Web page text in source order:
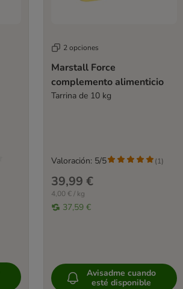
2 opciones
Marstall Force
complemento alimenticio
Tarrina de 10 kg
39,99 €
4,00 € / kg
37,59 €
Valoración: 5/5 (1)
Avisadme cuando
esté disponible